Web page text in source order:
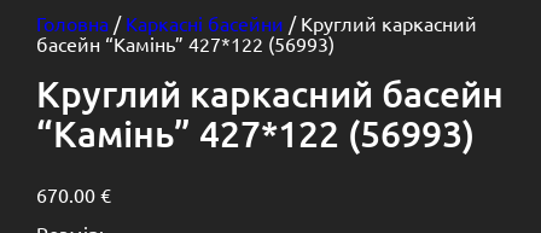
Головна / Каркасні басейни / Круглий каркасний
басейн “Камінь” 427*122 (56993)
Круглий каркасний басейн
“Камінь” 427*122 (56993)
670.00 €